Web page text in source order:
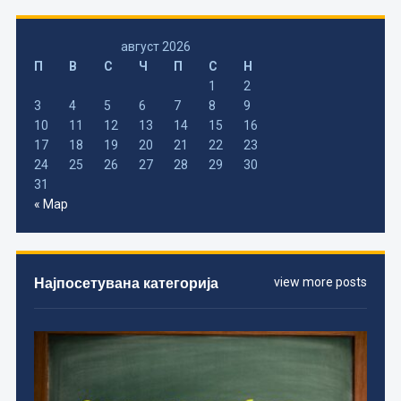
август 2026
П
В С Ч П С
Н
1
2
3
4 5 6 7 8
9
10
11 12 13 14 15
16
17
18 19 20 21 22
23
24
25 26 27 28 29
30
31
« Мар
view more posts
Најпосетувана категорија